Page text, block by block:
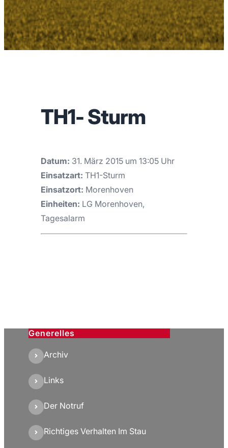
TH1- Sturm
Datum: 31. März 2015 um 13:05 Uhr
Einsatzart: TH1-Sturm
Einsatzort: Morenhoven
Einheiten: LG Morenhoven,
Tagesalarm
Generelles
Archiv
Links
Der Notruf
Richtiges Verhalten Im Stau